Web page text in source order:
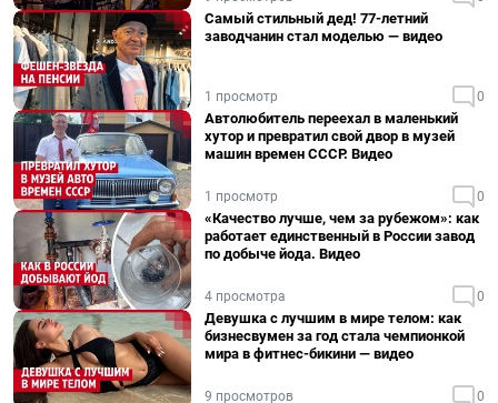
Самый стильный дед! 77-летний
заводчанин стал моделью — видео
1 просмотр 0
Автолюбитель переехал в маленький
хутор и превратил свой двор в музей
машин времен СССР. Видео
1 просмотр 0
«Качество лучше, чем за рубежом»: как
работает единственный в России завод
по добыче йода. Видео
4 просмотра 0
Девушка с лучшим в мире телом: как
бизнесвумен за год стала чемпионкой
мира в фитнес-бикини — видео
9 просмотров 0